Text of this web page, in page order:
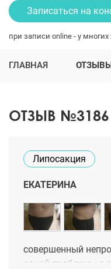
Записаться на
при записи online - у многих
ГЛАВНАЯ
ОТЗЫВ №3186
Липосакция
ЕКАТЕРИНА
совершенный
одной проблемы я